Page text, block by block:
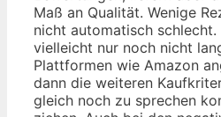
Maß an Qualität. Wenige
nicht automatisch schlecht.
vielleicht nur noch nicht
Plattformen wie Amazon
dann die weiteren
gleich noch zu sprechen